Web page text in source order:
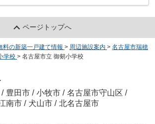
ページトップへ
料の新築一戸建て情報 > 周辺施設案内 > 名古屋市瑞穂
学校 > 名古屋市立 御剱小学校
/ 豊田市 / 小牧市 / 名古屋市守山区 /
南市 / 犬山市 / 北名古屋市